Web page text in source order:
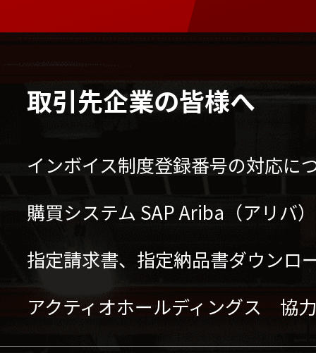
取引先企業の皆様へ
インボイス制度登録番号の対応に
購買システム SAP Ariba（アリバ
指定請求書、指定納品書ダウンロ
アクティオホールディングス 協